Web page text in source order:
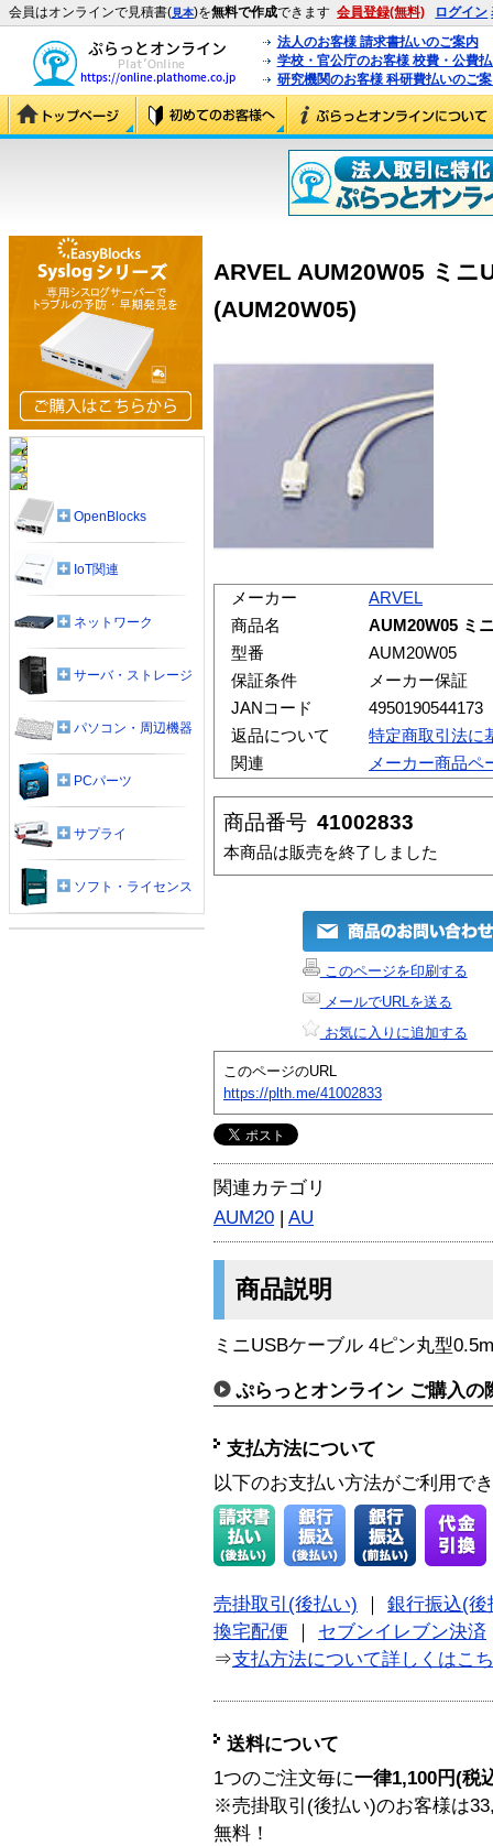
会員はオンラインで見積書(見本)を無料で作成できます 会員登録(無料) ログイン
法人のお客様 請求書払いのご案内
学校・官公庁のお客様 校費・公費
研究機関のお客様 科研費払いのご
ARVEL AUM20W05 ミニ
(AUM20W05)
メーカー
ARVEL
商品名
AUM20W05 ミ
型番
AUM20W05
保証条件
メーカー保証
JANコード
4950190544173
返品について
特定商取引法に
関連
メーカー商品ペ
商品番号 41002833
本商品は販売を終了しました
このページを印刷する
メールでURLを送る
お気に入りに追加する
このページのURL
https://plth.me/41002833
関連カテゴリ
AUM20 | AU
商品説明
ミニUSBケーブル 4ピン丸型0.5m
ぷらっとオンライン ご購入の
支払方法について
以下のお支払い方法がご利用で
売掛取引(後払い)
銀行振込(後
換宅配便
セブンイレブン決済
⇒支払方法について詳しくはこ
送料について
1つのご注文毎に一律1,100円(税
※売掛取引(後払い)のお客様は
無料！
OpenBlocks
IoT関連
ネットワーク
サーバ・ストレージ
パソコン・周辺機器
PCパーツ
サプライ
ソフト・ライセンス